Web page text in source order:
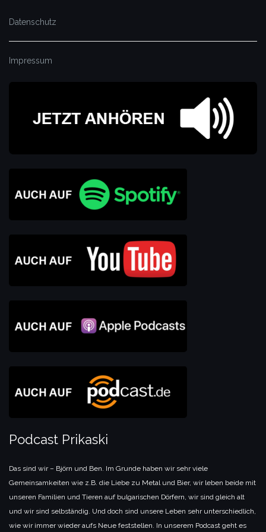
Datenschutz
Impressum
Podcast Prikaski
Das sind wir – Björn und Ben. Im Grunde haben wir sehr viele
Gemeinsamkeiten wie z.B. die Liebe zu Metal und Bier, wir leben beide mit
unseren Familien und Tieren auf bulgarischen Dörfern, wir sind gleich alt
und wir sind selbständig. Und doch sind unsere Leben sehr unterschiedlich,
wie wir immer wieder aufs Neue feststellen. In unserem Podcast geht es